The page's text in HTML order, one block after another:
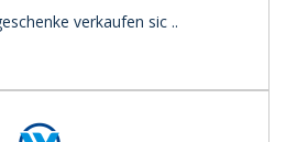
verkaufen sic ..